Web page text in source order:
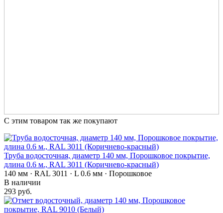
С этим товаром так же покупают
Труба водосточная, диаметр 140 мм, Порошковое покрытие,
длина 0.6 м., RAL 3011 (Коричнево-красный)
140 мм · RAL 3011 · L 0.6 мм · Порошковое
В наличии
293 руб.